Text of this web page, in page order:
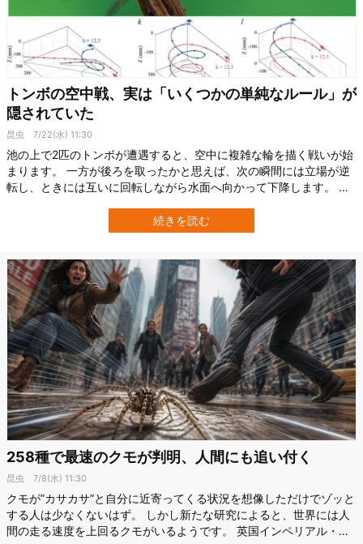
トンボの空中戦、実は「いくつかの単純なルール」が
隠されていた
昆虫 7/22(水) 11:30
池の上で2匹のトンボが遭遇すると、空中に複雑な輪を描く戦いが始
まります。 一方が後ろを取ったかと思えば、次の瞬間には立場が逆
転し、ときには互いに回転しながら水面へ向かって下降します。 ま
レッジ・ロンドン（ICL）の研究チームが飛行軌跡を詳しく調べる
と、その裏にはいくつかの単純なルールが隠れていました。 詳細
続きを読む
258種で最速のクモが判明、人間にも追い付く
昆虫 7/8(水) 11:30
クモが”カサカサ”と自分に近寄ってくる状況を想像しただけでゾッと
する人は少なくないはず。 しかし新たな研究によると、世界には人
間の走る速度を上回るクモがいるようです。 英国インペリアル・カ